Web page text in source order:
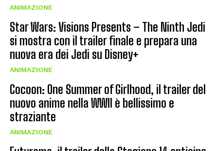
ANIMAZIONE
Star Wars: Visions Presents – The Ninth Jedi
si mostra con il trailer finale e prepara una
nuova era dei Jedi su Disney+
ANIMAZIONE
Cocoon: One Summer of Girlhood, il trailer del
nuovo anime nella WWII è bellissimo e
straziante
ANIMAZIONE